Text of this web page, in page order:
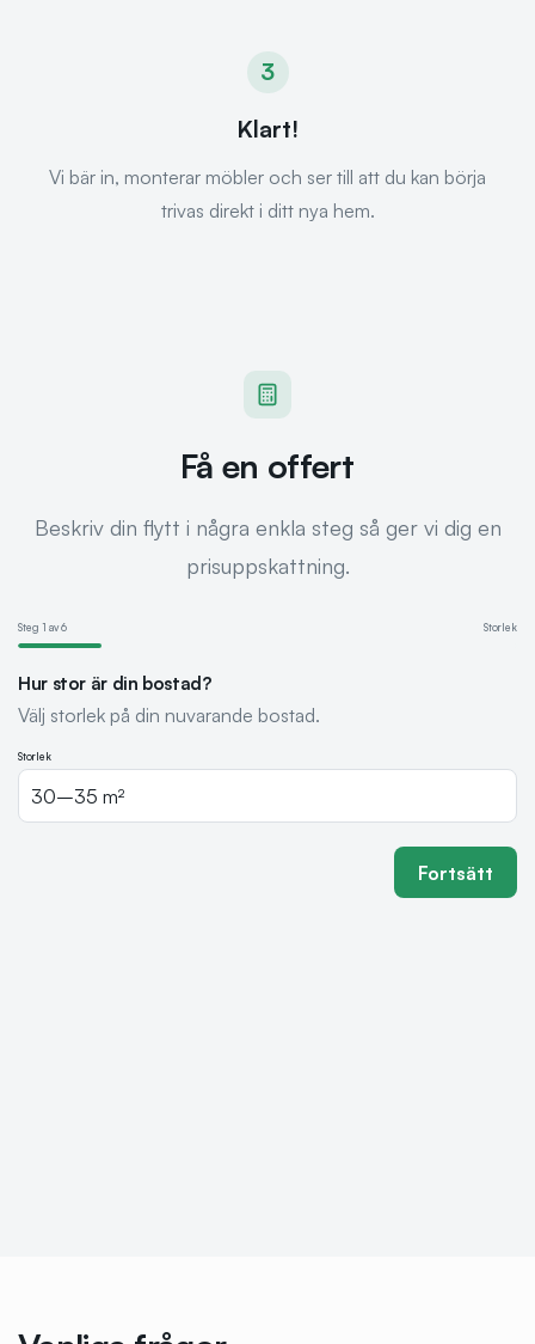
3
Klart!
Vi bär in, monterar möbler och ser till att du kan börja
trivas direkt i ditt nya hem.
Få en offert
Beskriv din flytt i några enkla steg så ger vi dig en
prisuppskattning.
Steg 1 av6 Storlek
Hur stor är din bostad?
Välj storlek på din nuvarande bostad.
Storlek
Fortsätt